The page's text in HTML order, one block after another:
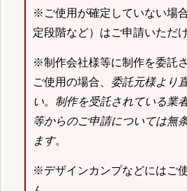
※ご使用が確定していない場
定段階など）はご申請いただ
※制作会社様等に制作を委託
ご使用の場合、 委託元様より
い。 制作を受託されている業
等からのご申請については無
ます。
※デザインカンプなどにはご